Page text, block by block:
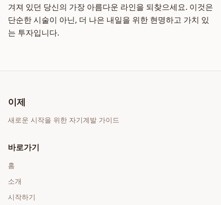
겨져 있던 당신의 가장 아름다운 라인을 되찾으세요. 이것은
단순한 시술이 아닌, 더 나은 내일을 위한 현명하고 가치 있
는 투자입니다.
이제
새로운 시작을 위한 자기계발 가이드
바로가기
홈
소개
시작하기